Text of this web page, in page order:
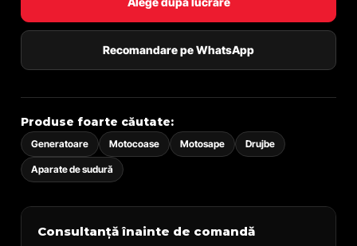
Recomandare pe WhatsApp
Produse foarte căutate:
Generatoare Motocoase Motosape Drujbe
Aparate de sudură
Consultanță înainte de comandă